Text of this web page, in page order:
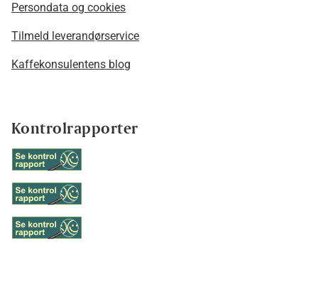
Persondata og cookies
Tilmeld leverandørservice
Kaffekonsulentens blog
Kontrolrapporter